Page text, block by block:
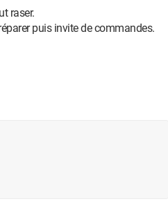
raser.
puis invite de commandes.